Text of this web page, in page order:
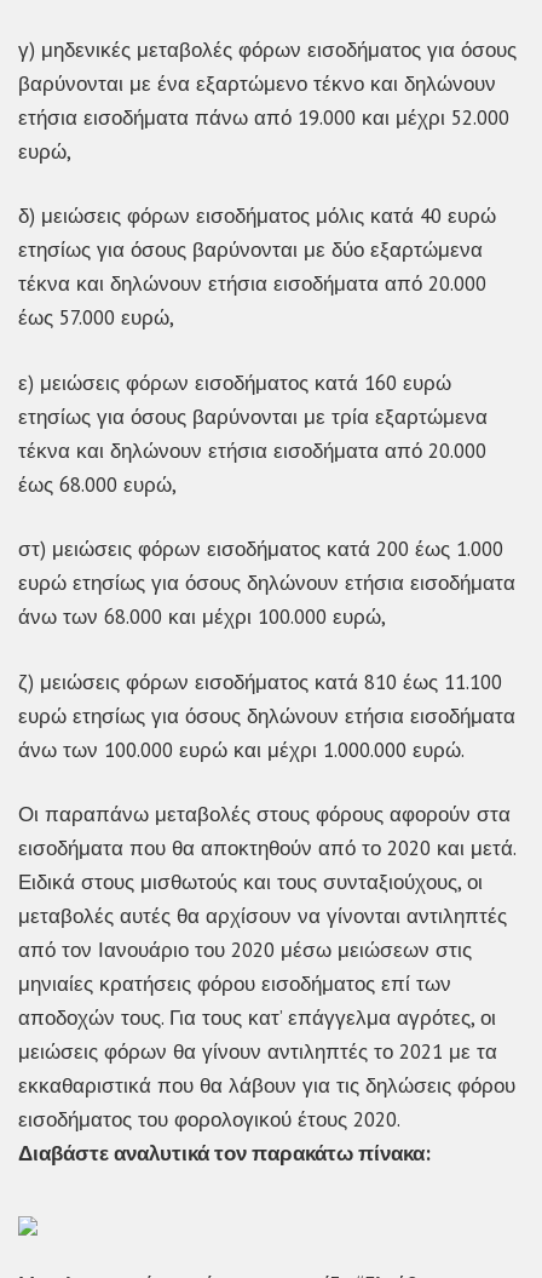
γ) μηδενικές μεταβολές φόρων εισοδήματος για όσους
βαρύνονται με ένα εξαρτώμενο τέκνο και δηλώνουν
ετήσια εισοδήματα πάνω από 19.000 και μέχρι 52.000
ευρώ,
δ) μειώσεις φόρων εισοδήματος μόλις κατά 40 ευρώ
ετησίως για όσους βαρύνονται με δύο εξαρτώμενα
τέκνα και δηλώνουν ετήσια εισοδήματα από 20.000
έως 57.000 ευρώ,
ε) μειώσεις φόρων εισοδήματος κατά 160 ευρώ
ετησίως για όσους βαρύνονται με τρία εξαρτώμενα
τέκνα και δηλώνουν ετήσια εισοδήματα από 20.000
έως 68.000 ευρώ,
στ) μειώσεις φόρων εισοδήματος κατά 200 έως 1.000
ευρώ ετησίως για όσους δηλώνουν ετήσια εισοδήματα
άνω των 68.000 και μέχρι 100.000 ευρώ,
ζ) μειώσεις φόρων εισοδήματος κατά 810 έως 11.100
ευρώ ετησίως για όσους δηλώνουν ετήσια εισοδήματα
άνω των 100.000 ευρώ και μέχρι 1.000.000 ευρώ.
Οι παραπάνω μεταβολές στους φόρους αφορούν στα
εισοδήματα που θα αποκτηθούν από το 2020 και μετά.
Ειδικά στους μισθωτούς και τους συνταξιούχους, οι
μεταβολές αυτές θα αρχίσουν να γίνονται αντιληπτές
από τον Ιανουάριο του 2020 μέσω μειώσεων στις
μηνιαίες κρατήσεις φόρου εισοδήματος επί των
αποδοχών τους. Για τους κατ’ επάγγελμα αγρότες, οι
μειώσεις φόρων θα γίνουν αντιληπτές το 2021 με τα
εκκαθαριστικά που θα λάβουν για τις δηλώσεις φόρου
εισοδήματος του φορολογικού έτους 2020.
Διαβάστε αναλυτικά τον παρακάτω πίνακα: